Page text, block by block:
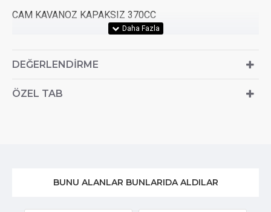
CAM KAVANOZ KAPAKSIZ 370CC
DEĞERLENDIRME
ÖZEL TAB
BUNU ALANLAR BUNLARIDA ALDILAR